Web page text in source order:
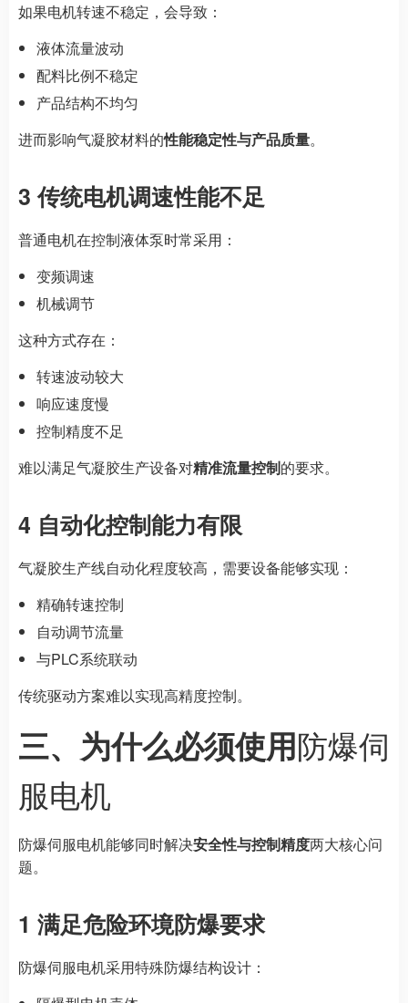
如果电机转速不稳定，会导致：
液体流量波动
配料比例不稳定
产品结构不均匀
进而影响气凝胶材料的性能稳定性与产品质量。
3 传统电机调速性能不足
普通电机在控制液体泵时常采用：
变频调速
机械调节
这种方式存在：
转速波动较大
响应速度慢
控制精度不足
难以满足气凝胶生产设备对精准流量控制的要求。
4 自动化控制能力有限
气凝胶生产线自动化程度较高，需要设备能够实现：
精确转速控制
自动调节流量
与PLC系统联动
传统驱动方案难以实现高精度控制。
三、为什么必须使用防爆伺
服电机
防爆伺服电机能够同时解决安全性与控制精度两大核心问
题。
1 满足危险环境防爆要求
防爆伺服电机采用特殊防爆结构设计：